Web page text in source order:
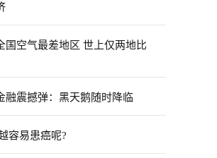
）...
点？列治文市官员们希望如此，他们担心
国空气最差地区 世上仅两地比
气质素最恶劣地区之列。目前世上只有巴
融震撼弹：黑天鹅随时降临
始拉响警报。摩根大通执行长戴蒙
容易患癌呢?